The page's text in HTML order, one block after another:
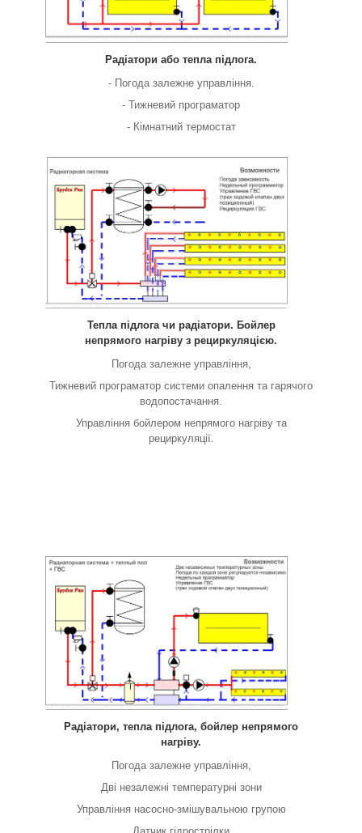
Радіатори або тепла підлога.
- Погода залежне управління.
- Тижневий програматор
- Кімнатний термостат
Тепла підлога чи радіатори. Бойлер
непрямого нагріву з рециркуляцією.
Погода залежне управління,
Тижневий програматор системи опалення та гарячого
водопостачання.
Управління бойлером непрямого нагріву та
рециркуляції.
Радіатори, тепла підлога, бойлер непрямого
нагріву.
Погода залежне управління,
Дві незалежні температурні зони
Управління насосно-змішувальною групою